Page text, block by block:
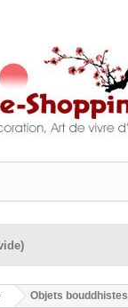
Objets bouddhistes